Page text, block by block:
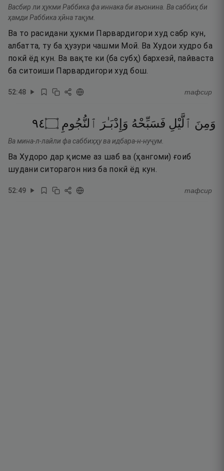
Васбир ли ҳукми Раббика фа иннака би аъюнина. Ва саббиҳ би
ҳамди Раббика ҳӣна тақум.
Ва то расидани ҳукми Парвардигори худ сабр кун,
албатта, ту ба ҳузури чашми Моӣ. Ва Худои худро ба
покӣ ёд кун. Ва вақте ки (ба субҳ) бархезӣ, пайваста
ба ситоиши Парвардигори худ бош.
52:48 тафсир
وَمِنَ ٱلَّيْلِ فَسَبِّحْهُ وَإِدْبَـٰرَ ٱلنُّجُومِ ۝٤٩
Ва мина-л-лайли фа саббиҳҳу ва идбара-н-нуҷум.
Ва Худоро дар қисме аз шаб ва (ҳангоми) ғоиб
шудани ситорагон низ ба покӣ ёд кун.
52:49 тафсир